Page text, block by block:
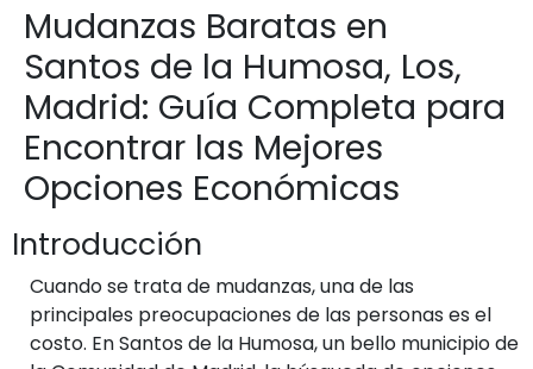
Mudanzas Baratas en
Santos de la Humosa, Los,
Madrid: Guía Completa para
Encontrar las Mejores
Opciones Económicas
Introducción
Cuando se trata de mudanzas, una de las
principales preocupaciones de las personas es el
costo. En Santos de la Humosa, un bello municipio de